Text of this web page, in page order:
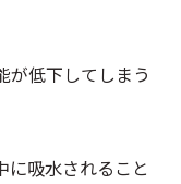
が低下してしまう
に吸水されること